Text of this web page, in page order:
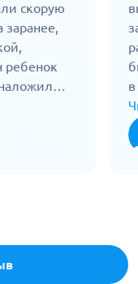
скорую
ребенок
не
на